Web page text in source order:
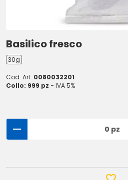
Basilico fresco
30g
Cod. Art. 0080032201
Collo: 999 pz - IVA 5%
0 pz